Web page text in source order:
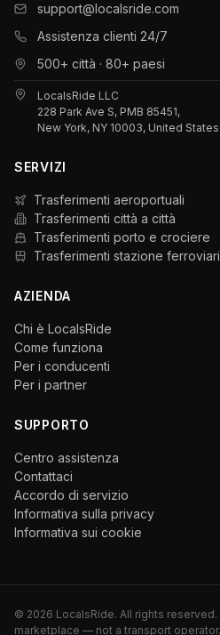
support@localsride.com
Assistenza clienti 24/7
500+ città · 80+ paesi
LocalsRide LLC
228 Park Ave S, PMB 85451,
New York, NY 10003, United States
SERVIZI
Trasferimenti aeroportuali
Trasferimenti città a città
Trasferimenti porto e crociere
Trasferimenti stazione
AZIENDA
Chi è LocalsRide
Come funziona
Per i conducenti
Per i partner
SUPPORTO
Centro assistenza
Contattaci
Accordo di servizio
Informativa sulla privacy
Informativa sui cookie
© 2026 LocalsRide. All rights
marketplace — not a transport operator.